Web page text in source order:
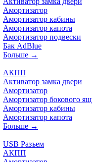
Амортизатор
Амортизатор кабины
Амортизатор капота
Амортизатор подвески
Бак AdBlue
Больше →
АКПП
Активатор замка двери
Амортизатор
Амортизатор бокового
Амортизатор кабины
Амортизатор капота
Больше →
USB Разъем
АКПП